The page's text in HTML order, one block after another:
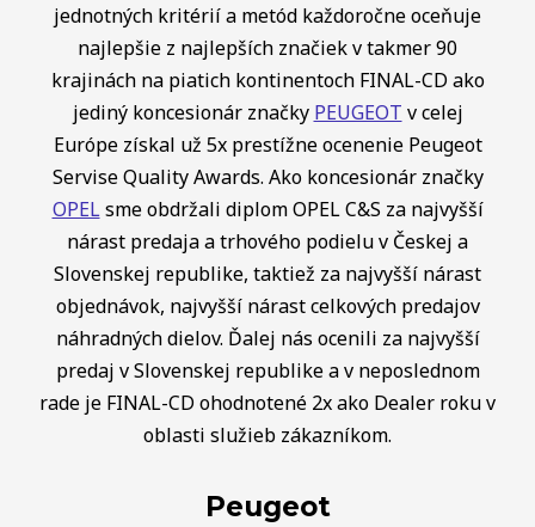
jednotných kritérií a metód každoročne oceňuje
najlepšie z najlepších značiek v takmer 90
krajinách na piatich kontinentoch FINAL-CD ako
jediný koncesionár značky PEUGEOT v celej
Európe získal už 5x prestížne ocenenie Peugeot
Servise Quality Awards. Ako koncesionár značky
OPELsme obdržali diplom OPEL C&S za najvyšší
nárast predaja a trhového podielu v Českej a
Slovenskej republike, taktiež za najvyšší nárast
objednávok, najvyšší nárast celkových predajov
náhradných dielov. Ďalej nás ocenili za najvyšší
predaj v Slovenskej republike a v neposlednom
rade je FINAL-CD ohodnotené 2x ako Dealer roku v
oblasti služieb zákazníkom.
Peugeot